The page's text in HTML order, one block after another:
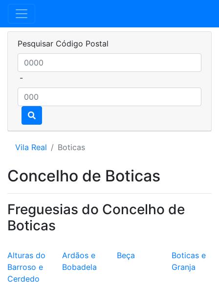
Pesquisar Código Postal
-
Vila Real Boticas
Concelho de Boticas
Freguesias do Concelho de
Boticas
Alturas do
Barroso e
Cerdedo
Ardãos e
Bobadela
Beça
Boticas e
Granja